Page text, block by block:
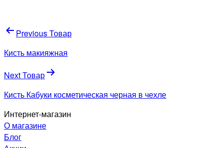
Навигация
по
записям
Previous Товар
Кисть макияжная
Next Товар
Кисть Кабуки косметическая черная в чехле
Интернет-магазин
О магазине
Блог